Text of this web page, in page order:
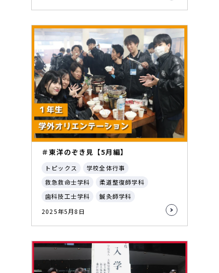
＃東洋のぞき見【5月編】
トピックス
学校全体行事
救急救命士学科
柔道整復師学科
歯科技工士学科
鍼灸師学科
2025年5月8日